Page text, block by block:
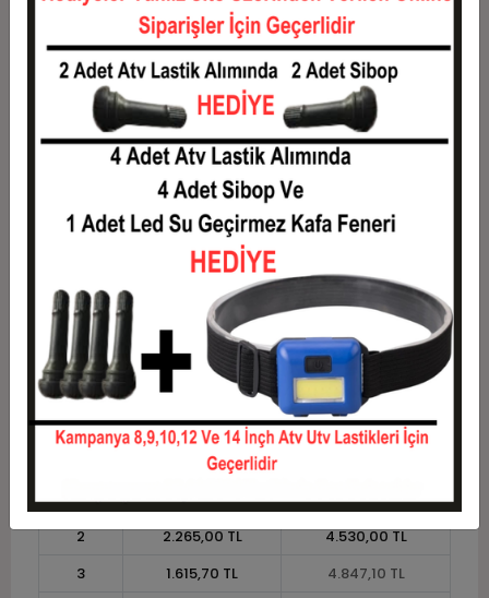
1.615,70 TL
4.847,10 TL
4
1.234,43 TL
4.937,70 TL
1.005,66 TL
5.028,30 TL
853,15 TL
5.118,90 TL
744,21 TL
5.209,50 TL
662,51 TL
598,97 TL
5.481,30 TL
11
502,42 TL
5.526,60 TL
12
468,10 TL 5.617,20 TL
Taksit Tutarı
1
4.530,00 TL
4.530,00 TL
2
2.265,00 TL
4.530,00 TL
3
1.615,70 TL
4.847,10 TL